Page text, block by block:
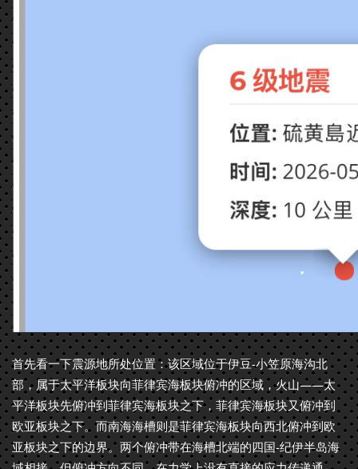
首先看一下震源地所处位置：该区域位于伊豆-小笠原海沟北
部，属于太平洋板块向菲律宾海板块俯冲的区域，火山——太
平洋板块先俯冲到菲律宾海板块之下，菲律宾海板块又俯冲到
欧亚板块之下。而南海海槽则是菲律宾海板块向西北俯冲到欧
亚板块之下的边界。两个俯冲带在海槽北端的四国-纪伊半岛海